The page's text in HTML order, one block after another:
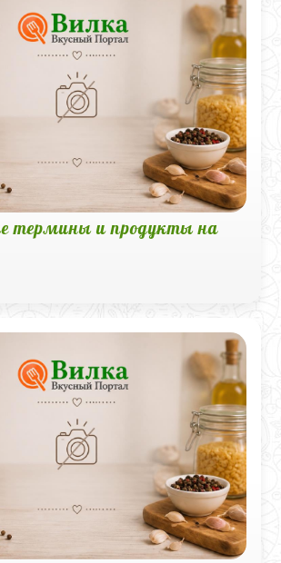
термины и продукты на